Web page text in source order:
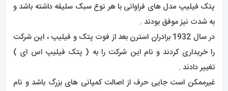
پتک فیلیپ مدل های فراوانی با هر نوع سبک سلیقه داشته باشد و
به شدت نیز موفق بودند .
در سال 1932 برادران استرن بعد از فوت پتک و فیلیپ ، این شرکت
را خریداری کردند و نام این شرکت را به ( پتک فیلیپ اس ای )
تغییر دادند .
غیرممکن است جایی حرف از اصالت کمپانی های بزرگ باشد و نام